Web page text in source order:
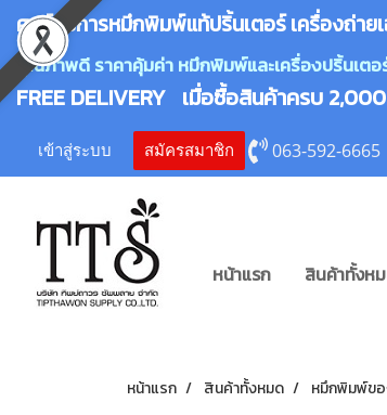
ศูนย์บริการหมึกพิมพ์แท้ปริ้นเตอร์ เครื่องถ่าย
คุณภาพดี ราคาคุ้มค่า หมึกพิมพ์และเครื่องปริ้นเต
FREE DELIVERY เมื่อซื้อสินค้าครบ
เข้าสู่ระบบ สมัครสมาชิก 063-592-6665
หน้าแรก สินค้าทั้งห
หน้าแรก สินค้าทั้งหมด หมึกพิมพ์ข